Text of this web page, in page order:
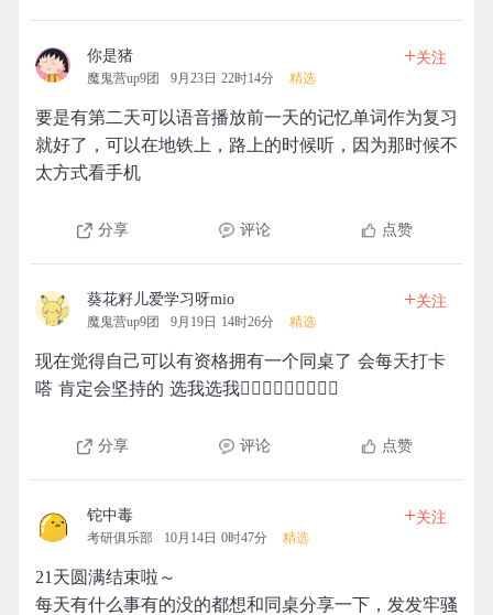
你是猪
魔鬼营up9团 9月23日 22时14分 精选
+关注
要是有第二天可以语音播放前一天的记忆单词作为复习
就好了，可以在地铁上，路上的时候听，因为那时候不
太方式看手机
分享 评论 点赞
葵花籽儿爱学习呀mio
魔鬼营up9团 9月19日 14时26分 精选
+关注
现在觉得自己可以有资格拥有一个同桌了 会每天打卡
嗒 肯定会坚持的 选我选我🙋🏼‍♀️🙋🏼‍♀️🙋🏼‍♀️
分享 评论 点赞
铊中毒
考研俱乐部 10月14日 0时47分 精选
+关注
21天圆满结束啦～
每天有什么事有的没的都想和同桌分享一下，发发牢骚